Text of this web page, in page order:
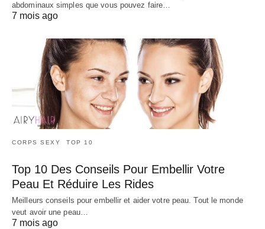
abdominaux simples que vous pouvez faire…
7 mois ago
CORPS SEXY TOP 10
Top 10 Des Conseils Pour Embellir Votre
Peau Et Réduire Les Rides
Meilleurs conseils pour embellir et aider votre peau. Tout le monde
veut avoir une peau…
7 mois ago